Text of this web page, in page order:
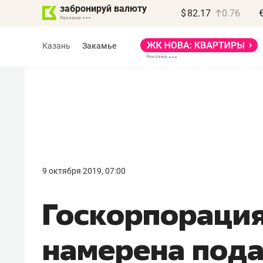
забронируй валюту $ 82.17 0.76
Казань Закамье
9 октября 2019, 07:00
намерена
правил, бизнес может
потерять минимум